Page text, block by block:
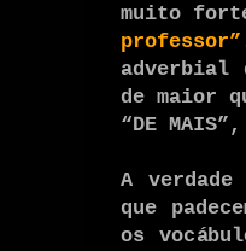
muito
professor”
adverbial
de maior
“DE
A
que
os